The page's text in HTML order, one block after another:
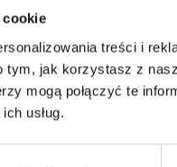
treści i
tym, jak korzystasz z
mogą połączyć te
usług.